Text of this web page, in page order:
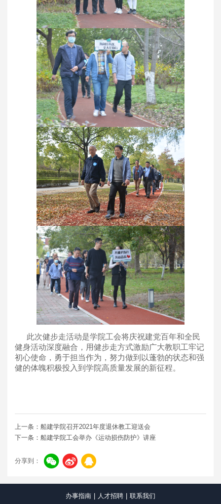
此次健步走活动是学院工会将庆祝建党百年和全民
健身活动深度融合，用健步走方式激励广大教职工牢记
初心使命，勇于担当作为，努力做到以蓬勃的状态和强
健的体魄积极投入到学院高质量发展的新征程。
上一条：船建学院召开2021年度退休教工迎送会
下一条：船建学院工会举办《运动损伤防护》讲座
分享到：
办事指南 | 人才招聘 | 联系我们